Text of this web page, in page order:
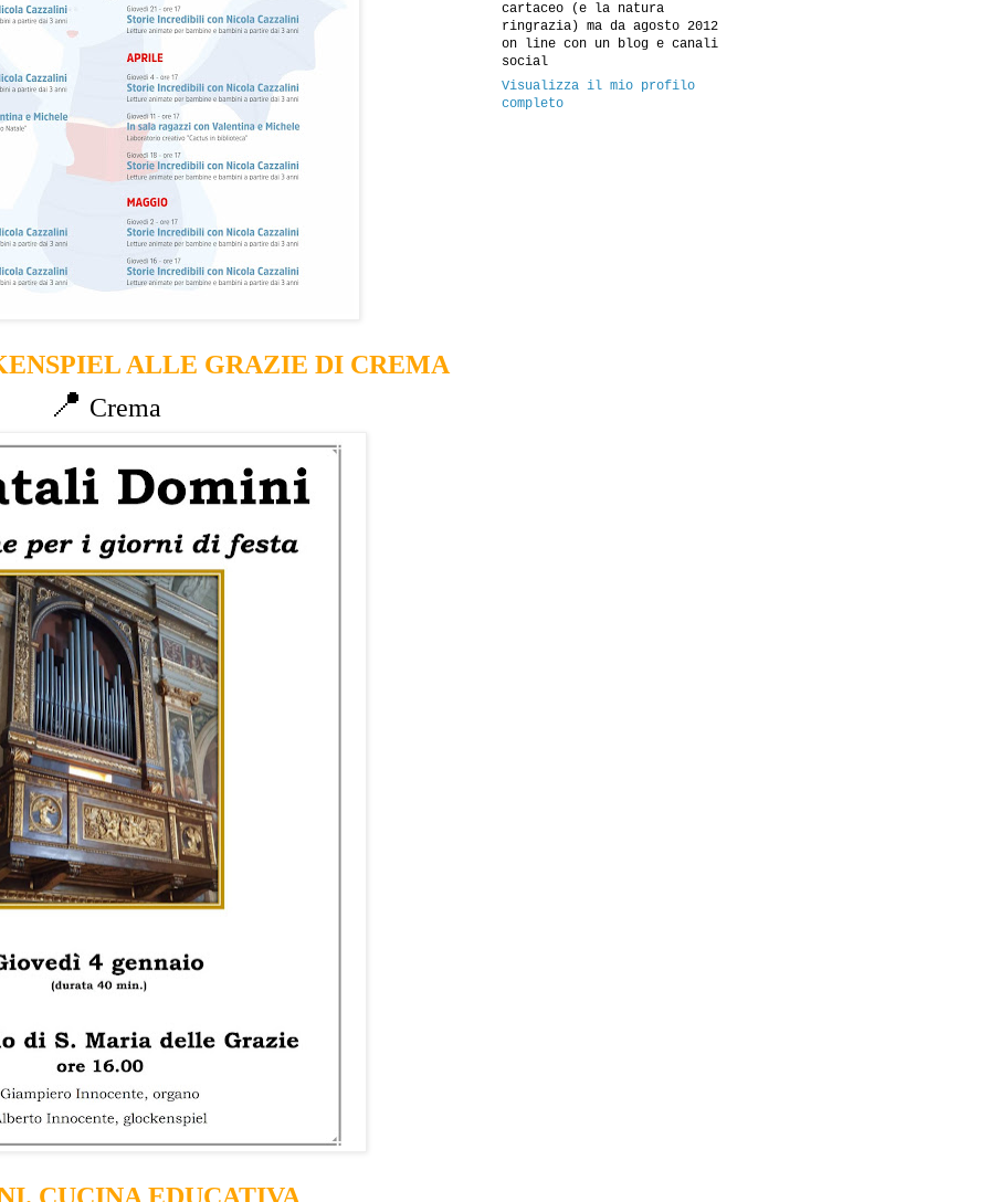
ALLE GRAZIE DI CREMA
📍 Crema
CUCINA EDUCATIVA
cartaceo (e la natura
ringrazia) ma da agosto 2012
on line con un blog e canali
social
Visualizza il mio profilo
completo